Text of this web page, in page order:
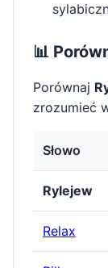
📊
Porównaj
zrozumieć
Słowo
Rylejew
Relax